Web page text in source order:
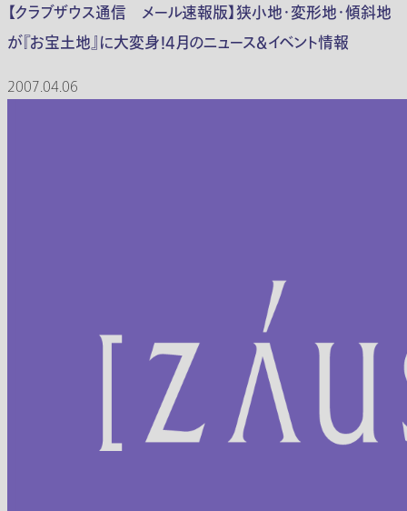
【クラブザウス通信 メール速報版】狭小地・変形地・傾斜地
が『お宝土地』に大変身！4月のニュース＆イベント情報
2007.04.06